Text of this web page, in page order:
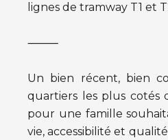
lignes de tramway T1 et
⸻
Un bien récent, bien
quartiers les plus cotés
pour une famille
vie, accessibilité et